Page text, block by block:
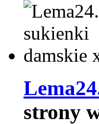
strony